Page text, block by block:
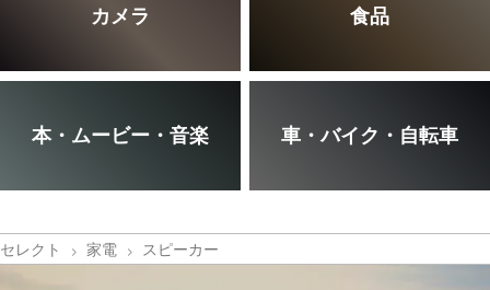
カメラ 食品
本・ムービー・音楽 車・バイク・自転車
セレクト 家電 スピーカー